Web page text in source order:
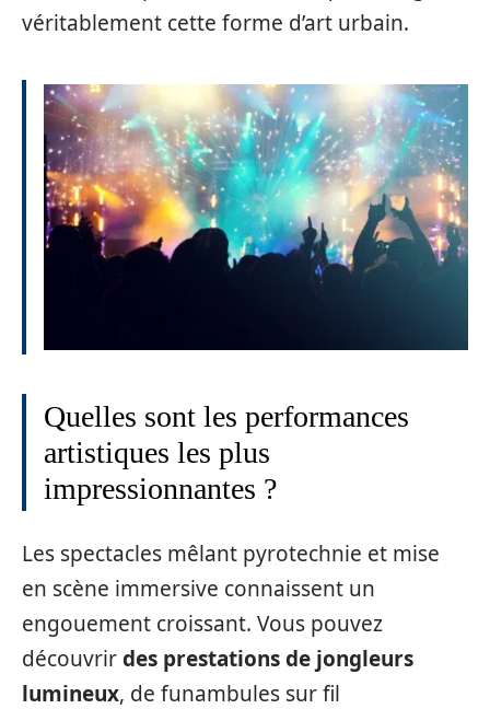
véritablement cette forme d’art urbain.
Quelles sont les performances
artistiques les plus
impressionnantes ?
Les spectacles mêlant pyrotechnie et mise
en scène immersive connaissent un
engouement croissant. Vous pouvez
découvrirdes prestations de jongleurs
lumineux, de funambules sur fil